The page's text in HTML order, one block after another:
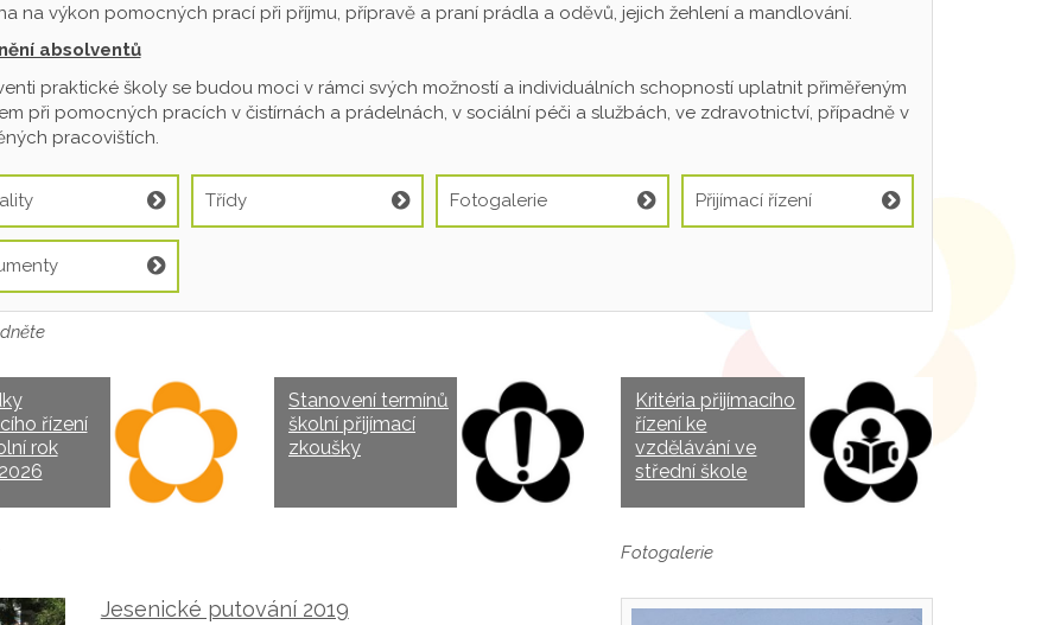
na výkon pomocných prací při příjmu, přípravě a praní prádla a oděvů, jejich žehlení a mandlování.
absolventů
praktické školy se budou moci v rámci svých možností a individuálních schopností uplatnit přiměřeným
při pomocných pracích v čistírnách a prádelnách, v sociální péči a službách, ve zdravotnictví, případně v
pracovištích.
Třídy Fotogalerie Přijímací řízení
řízení
rok
Stanovení termínů
školní přijímací
zkoušky
Kritéria přijímacího
řízení ke
vzdělávání ve
střední škole
Jesenické putování 2019
Fotogalerie